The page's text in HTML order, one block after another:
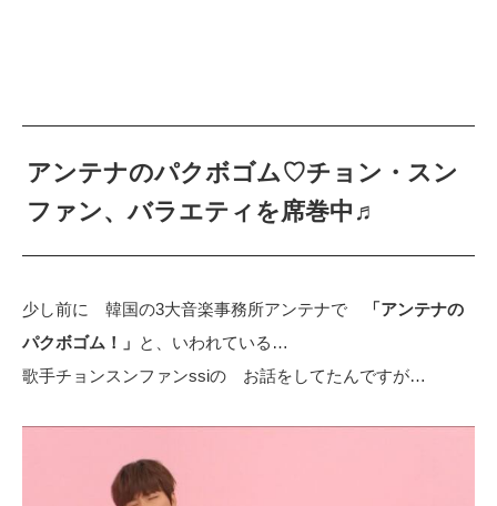
アンテナのパクボゴム♡チョン・スン
ファン、バラエティを席巻中♬
少し前に 韓国の3大音楽事務所アンテナで
「アンテナの
パクボゴム！」 と、いわれている…
歌手チョンスンファンssiの お話をしてたんですが…